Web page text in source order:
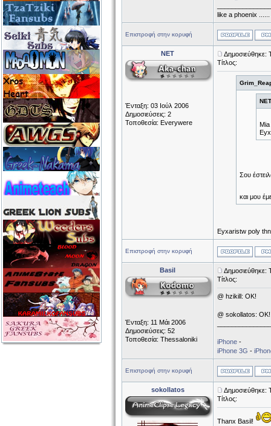
like a phoenix
Επιστροφή στην κορυφή
NET
Ένταξη: 03 Ιούλ 2006
Δημοσιεύσεις: 2
Τοποθεσία: Everywere
Δημοσιεύθηκε:
Τίτλος:
Σου
και μου
Eyxaristw poly
Επιστροφή στην κορυφή
Basil
Ένταξη: 11 Μάι 2006
Δημοσιεύσεις: 52
Τοποθεσία: Thessaloniki
Δημοσιεύθηκε:
Τίτλος:
@ hzikill: OK!
@ sokollatos: OK!
iPhone -
iPhone 3G -
Επιστροφή στην κορυφή
sokollatos
Δημοσιεύθηκε:
Τίτλος:
Thanx Basil!